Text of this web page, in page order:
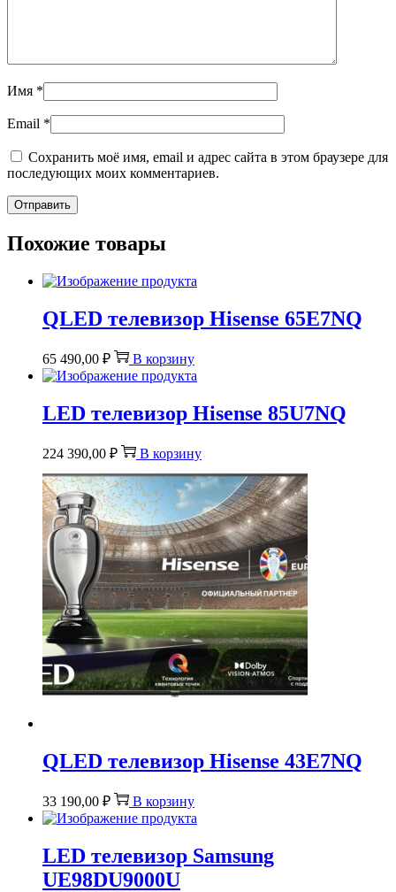
Имя *
Email *
Сохранить моё имя, email и адрес сайта в этом браузере для
последующих моих комментариев.
Похожие товары
QLED телевизор Hisense 65E7NQ
65 490,00 ₽ В корзину
LED телевизор Hisense 85U7NQ
224 390,00 ₽ В корзину
QLED телевизор Hisense 43E7NQ
33 190,00 ₽ В корзину
LED телевизор Samsung
UE98DU9000U